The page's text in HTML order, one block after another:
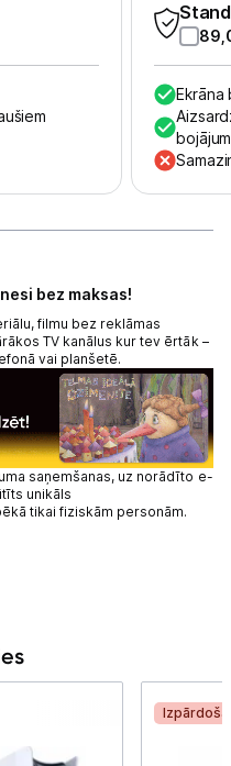
Ekrāna
bez maksas!
filmu bez reklāmas
TV kanālus kur tev ērtāk –
vai planšetē.
saņemšanas, uz norādīto e-
unikāls
tikai fiziskām personām.